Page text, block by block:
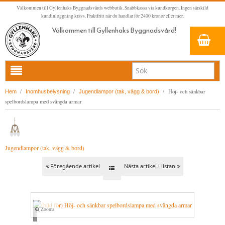
Välkommen till Gyllenhaks Byggnadsvårds webbutik. Snabbkassa via kundkorgen. Ingen särskild
kundinloggning krävs. Fraktfritt när du handlar för 2400 kronor eller mer.
Välkommen till Gyllenhaks Byggnadsvård!
HEM
NYA PRODUKTER
LINOLJEFÄRG & SLAMFÄRG MED MERA
LINOLJEFÄRGER
GRÅ KULÖRER
RÖDA KULÖRER
GRÖNA KULÖRER
FALU RÖDFÄRG (SLAMFÄRGER)
VITT
GULT/ORANGE
LACK, LASYRER, FERNISSOR & OLJOR
LINOLJESÅPA OCH MÅLARTVÄTT
KLASSISKA KLÄDER
STORVÄSTAR
BYXOR
JACKOR, ANORAKER OCH BUSSARONGER
KÖKSBLANDARE
BADKARSBLANDARE
DUSCHAR OCH DUSCHBLANDARE
INNERDÖRRSHANDTAG
DÖRRHANDTAG NICKEL (INNERDÖRR)
DÖRRHANDTAG LÅNGSKYLT MÄSSING
HANDTAG YTTERDÖRR OVAL CYLINDER
HANDTAG YTTERDÖRR (ASSA 2000)
KLASSISKA SPANJOLETTHANDTAG
KLASSISKA SPANJOLETTHANDTAG
FÖNSTERBESLAG & FÖNSTERVERKTYG
Hem / Inomhusbelysning / Jugendlampor (tak, vägg & bord) / Höj- och sänkbar
spelbordslampa med svängda armar
Jugendlampor (tak, vägg & bord)
Föregående artikel Nästa artikel i listan
Loading...
Zooma